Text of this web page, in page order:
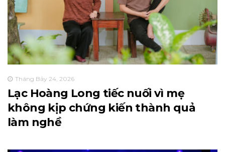
Tháng Bảy 24, 2026
Lạc Hoàng Long tiếc nuối vì mẹ
không kịp chứng kiến thành quả
làm nghề